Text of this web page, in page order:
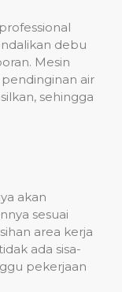
debu
Mesin
air
sehingga
akan
sesuai
area kerja
ada sisa-
pekerjaan